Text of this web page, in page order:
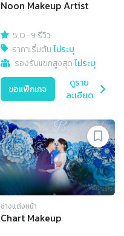
Noon Makeup Artist
5.0 · 9 รีวิว
ราคาเริ่มต้นไม่ระบุ
รองรับแขกสูงสุดไม่ระบุ
ขอแพ็กเกจ
ดูราย
ละเอียด
ช่างแต่งหน้า
Chart Makeup